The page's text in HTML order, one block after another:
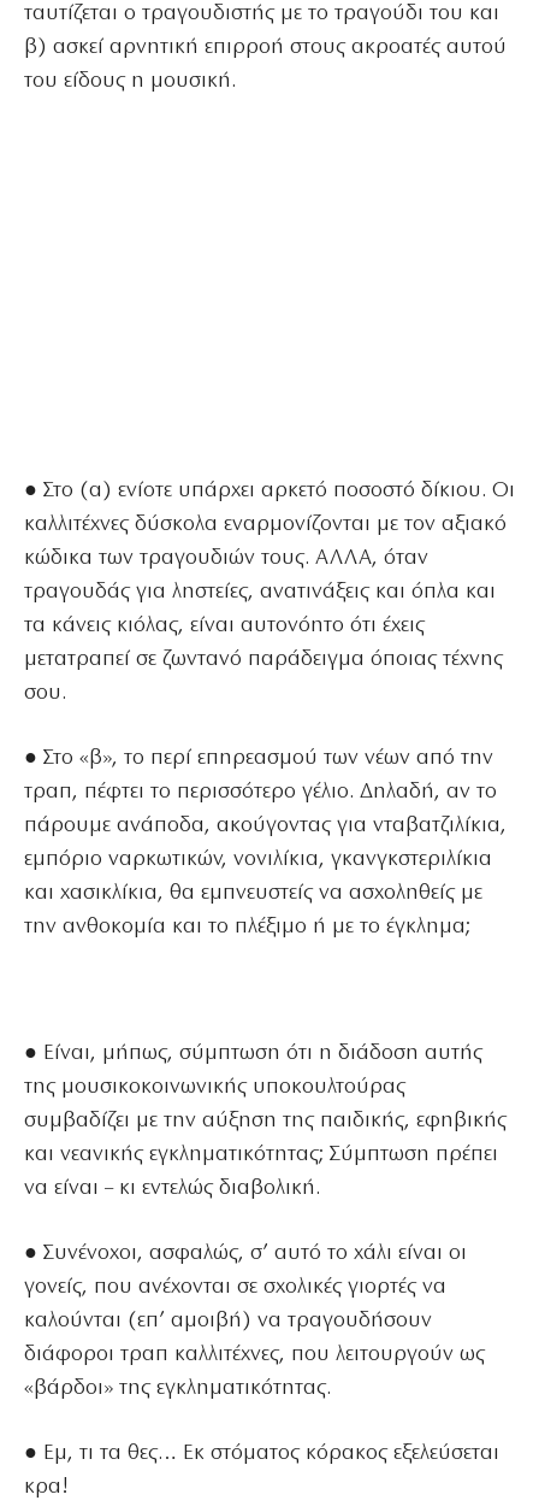
ταυτίζεται ο τραγουδιστής με το τραγούδι του και
β) ασκεί αρνητική επιρροή στους ακροατές αυτού
του είδους η μουσική.
● Στο (α) ενίοτε υπάρχει αρκετό ποσοστό δίκιου. Οι
καλλιτέχνες δύσκολα εναρμονίζονται με τον αξιακό
κώδικα των τραγουδιών τους. ΑΛΛΑ, όταν
τραγουδάς για ληστείες, ανατινάξεις και όπλα και
τα κάνεις κιόλας, είναι αυτονόητο ότι έχεις
μετατραπεί σε ζωντανό παράδειγμα όποιας τέχνης
σου.
● Στο «β», το περί επηρεασμού των νέων από την
τραπ, πέφτει το περισσότερο γέλιο. Δηλαδή, αν το
πάρουμε ανάποδα, ακούγοντας για νταβατζιλίκια,
εμπόριο ναρκωτικών, νονιλίκια, γκανγκστεριλίκια
και χασικλίκια, θα εμπνευστείς να ασχοληθείς με
την ανθοκομία και το πλέξιμο ή με το έγκλημα;
● Είναι, μήπως, σύμπτωση ότι η διάδοση αυτής
της μουσικοκοινωνικής υποκουλτούρας
συμβαδίζει με την αύξηση της παιδικής, εφηβικής
και νεανικής εγκληματικότητας; Σύμπτωση πρέπει
να είναι – κι εντελώς διαβολική.
● Συνένοχοι, ασφαλώς, σ’ αυτό το χάλι είναι οι
γονείς, που ανέχονται σε σχολικές γιορτές να
καλούνται (επ’ αμοιβή) να τραγουδήσουν
διάφοροι τραπ καλλιτέχνες, που λειτουργούν ως
«βάρδοι» της εγκληματικότητας.
● Εμ, τι τα θες… Εκ στόματος κόρακος εξελεύσεται
κρα!